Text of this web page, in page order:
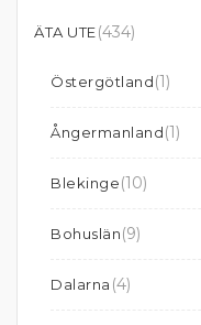
ÄTA UTE(434)
Östergötland(1)
Ångermanland(1)
Blekinge(10)
Bohuslän(9)
Dalarna (4)